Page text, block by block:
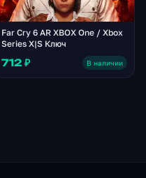
Far Cry 6 AR XBOX One / Xbox
Series X|S Ключ
712 ₽ В наличии